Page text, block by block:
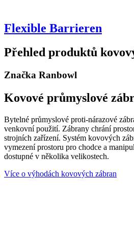
Flexible Barrieren
Přehled produktů
Značka Ranbowl
Kovové průmyslové
Bytelné průmyslové proti-nárazové
venkovní použití. Zábrany chrání
strojních zařízení. Systém kovových
vymezení prostoru pro chodce a
dostupné v několika velikostech.
Více o výhodách kovových zábran